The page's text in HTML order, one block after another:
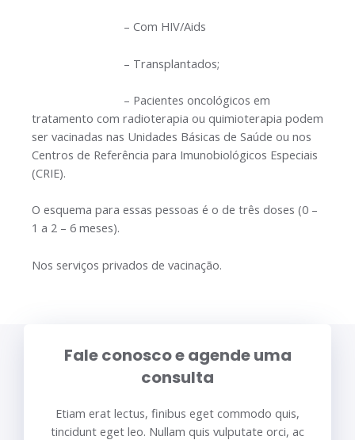
– Com HIV/Aids
– Transplantados;
– Pacientes oncológicos em
tratamento com radioterapia ou quimioterapia podem
ser vacinadas nas Unidades Básicas de Saúde ou nos
Centros de Referência para Imunobiológicos Especiais
(CRIE).
O esquema para essas pessoas é o de três doses (0 –
1 a 2 – 6 meses).
Nos serviços privados de vacinação.
Fale conosco e agende uma
consulta
Etiam erat lectus, finibus eget commodo quis,
tincidunt eget leo. Nullam quis vulputate orci, ac